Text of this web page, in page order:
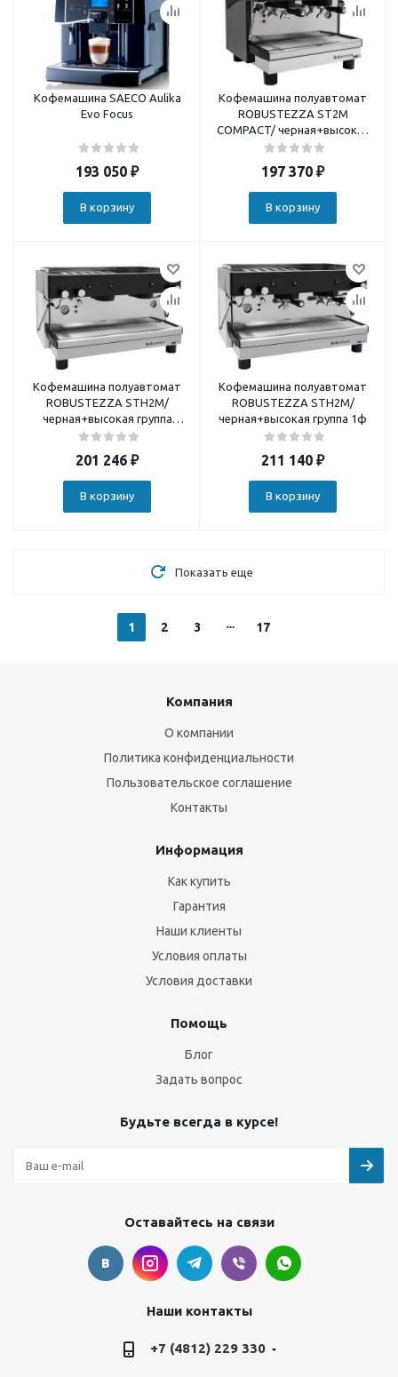
Кофемашина SAECO Aulika
Evo Focus
193 050 ₽
В корзину
Кофемашина полуавтомат
ROBUSTEZZA ST2M
COMPACT/ черная+высокая
группа 1ф
197 370 ₽
В корзину
Кофемашина полуавтомат
ROBUSTEZZA STH2M/
черная+высокая группа
мультифазная
201 246 ₽
В корзину
Кофемашина полуавтомат
ROBUSTEZZA STH2M/
черная+высокая группа 1ф
211 140 ₽
В корзину
Показать еще
1 2 3 17
Компания
О компании
Политика конфиденциальности
Пользовательское соглашение
Контакты
Информация
Как купить
Гарантия
Наши клиенты
Условия оплаты
Условия доставки
Помощь
Блог
Задать вопрос
Будьте всегда в курсе!
Оставайтесь на связи
Наши контакты
+7 (4812) 229 330